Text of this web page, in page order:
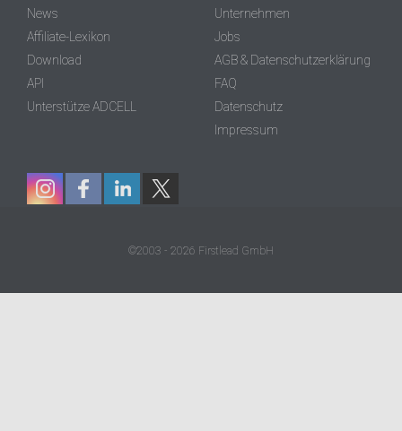
News
Affiliate-Lexikon
Download
API
Unterstütze ADCELL
Unternehmen
Jobs
AGB & Datenschutzerklärung
FAQ
Datenschutz
Impressum
©2003 - 2026 Firstlead GmbH